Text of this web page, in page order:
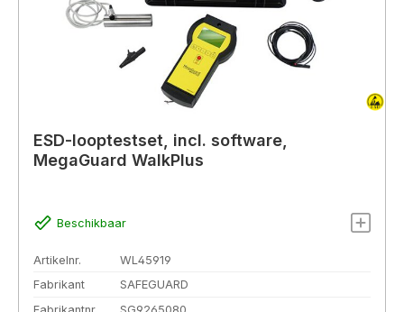
ESD-looptestset, incl. software,
MegaGuard WalkPlus
Beschikbaar
Artikelnr.
WL45919
Fabrikant
SAFEGUARD